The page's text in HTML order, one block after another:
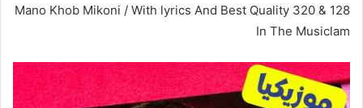
Mano Khob Mikoni / With lyrics And Best Quality 320 & 128
In The Musiclam